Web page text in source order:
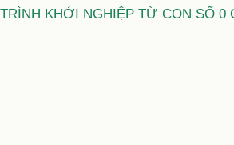
TRÌNH KHỞI NGHIỆP TỪ CON SỐ 0